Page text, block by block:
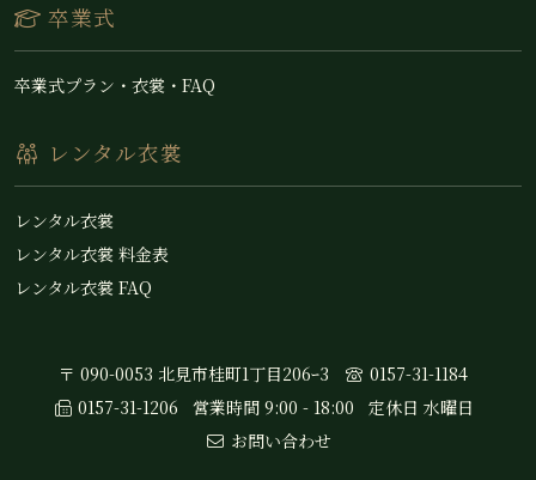
卒業式
卒業式プラン・衣裳・FAQ
レンタル衣裳
レンタル衣裳
レンタル衣裳 料金表
レンタル衣裳 FAQ
〒 090-0053 北見市桂町1丁目206ｰ3
0157-31-1184
0157-31-1206
営業時間 9:00 - 18:00
定休日 水曜日
お問い合わせ